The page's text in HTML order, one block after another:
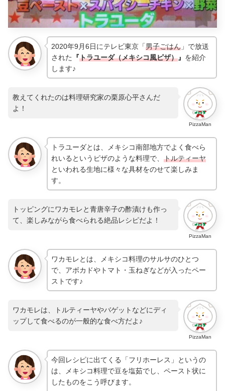
2020年9月6日にテレビ東京「男子ごはん」で放送
された 『トラユーダ（メキシコ風ピザ）』 を紹介
します♪
PizzaMan
教えてくれたのは料理研究家の栗原心平さんだ
よ！
トラユーダとは、メキシコ南部地方でよく食べら
れいるというピザのような料理で、 トルティーヤ
といわれる生地に様々な具材をのせて楽しみま
す。
PizzaMan
トッピングにワカモレと青唐辛子の酢漬けも作っ
て、楽しみながら食べられる絶品レシピだよ！
ワカモレとは、メキシコ料理のサルサのひとつ
で、アボカドやトマト・玉ねぎなどが入ったペー
ストです♪
PizzaMan
ワカモレは、トルティーヤやバゲットなどにディ
ップして食べるのが一般的な食べ方だよ♪
今回レシピに出てくる「フリホーレス」というの
は、メキシコ料理で豆を塩茹でし、ペースト状に
したものをこう呼びます。